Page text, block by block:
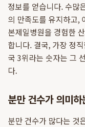
정보를 얻습니다. 수많
의 만족도를 유지하고,
본제일병원을 경험한
합니다. 결국, 가장 정
국 3위라는 숫자는 그
다.
분만 건수가 의미
분만 건수가 많다는 것